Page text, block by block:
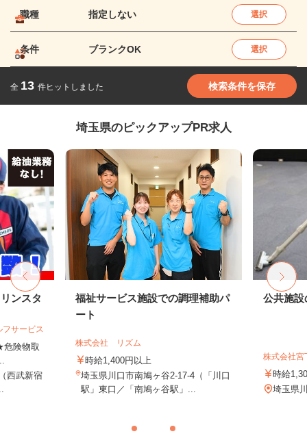
職種 指定しない 選択
条件 ブランクOK 選択
全 13 件ヒットしました 検索条件を保存
埼玉県のピックアップPR求人
ンスタ
サービス
険物取
西武新宿
福祉サービス施設での調理補助パ
ート
株式会社 リズム
時給1,400円以上
埼玉県川口市南鳩ヶ谷2-17-4（「川口
駅」東口／「南鳩ヶ谷駅」...
公共施設
株式会社
時給
埼玉県